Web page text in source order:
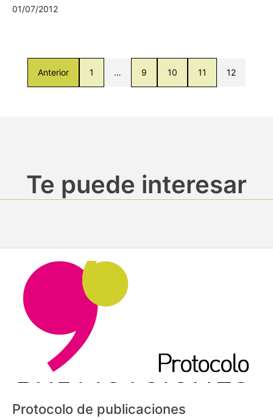
01/07/2012
Anterior 1 … 9 10 11 12
Te puede interesar
Protocolo de publicaciones